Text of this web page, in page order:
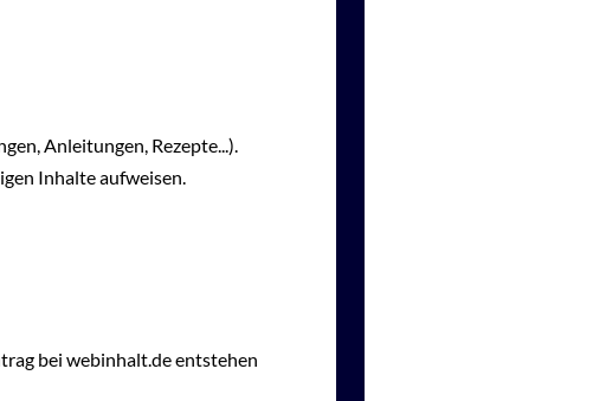
Anleitungen, Rezepte...).
Inhalte aufweisen.
bei webinhalt.de entstehen